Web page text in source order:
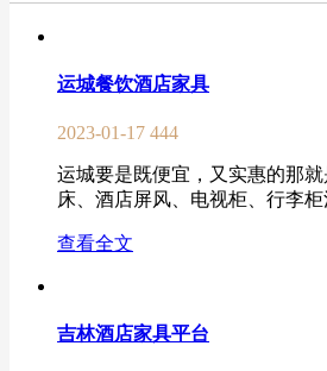
运城餐饮酒店家具
2023-01-17 444
运城要是既便宜，又实惠的那
床、酒店屏风、电视柜、行李
查看全文
吉林酒店家具平台